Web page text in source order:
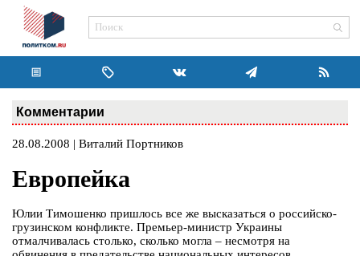
Комментарии
28.08.2008 | Виталий Портников
Европейка
Юлии Тимошенко пришлось все же высказаться о российско-
грузинском конфликте. Премьер-министр Украины
отмалчивалась столько, сколько могла – несмотря на